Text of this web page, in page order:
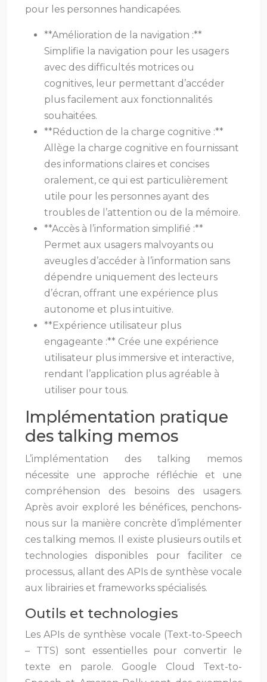
pour les personnes handicapées.
**Amélioration de la navigation :**
Simplifie la navigation pour les usagers
avec des difficultés motrices ou
cognitives, leur permettant d’accéder
plus facilement aux fonctionnalités
souhaitées.
**Réduction de la charge cognitive :**
Allège la charge cognitive en fournissant
des informations claires et concises
oralement, ce qui est particulièrement
utile pour les personnes ayant des
troubles de l’attention ou de la mémoire.
**Accès à l’information simplifié :**
Permet aux usagers malvoyants ou
aveugles d’accéder à l’information sans
dépendre uniquement des lecteurs
d’écran, offrant une expérience plus
autonome et plus intuitive.
**Expérience utilisateur plus
engageante :** Crée une expérience
utilisateur plus immersive et interactive,
rendant l’application plus agréable à
utiliser pour tous.
Implémentation pratique
des talking memos
L’implémentation des talking memos
nécessite une approche réfléchie et une
compréhension des besoins des usagers.
Après avoir exploré les bénéfices, penchons-
nous sur la manière concrète d’implémenter
ces talking memos. Il existe plusieurs outils et
technologies disponibles pour faciliter ce
processus, allant des APIs de synthèse vocale
aux librairies et frameworks spécialisés.
Outils et technologies
Les APIs de synthèse vocale (Text-to-Speech
– TTS) sont essentielles pour convertir le
texte en parole. Google Cloud Text-to-